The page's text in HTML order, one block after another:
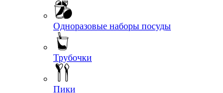
Одноразовые наборы посуды
Трубочки
Пики